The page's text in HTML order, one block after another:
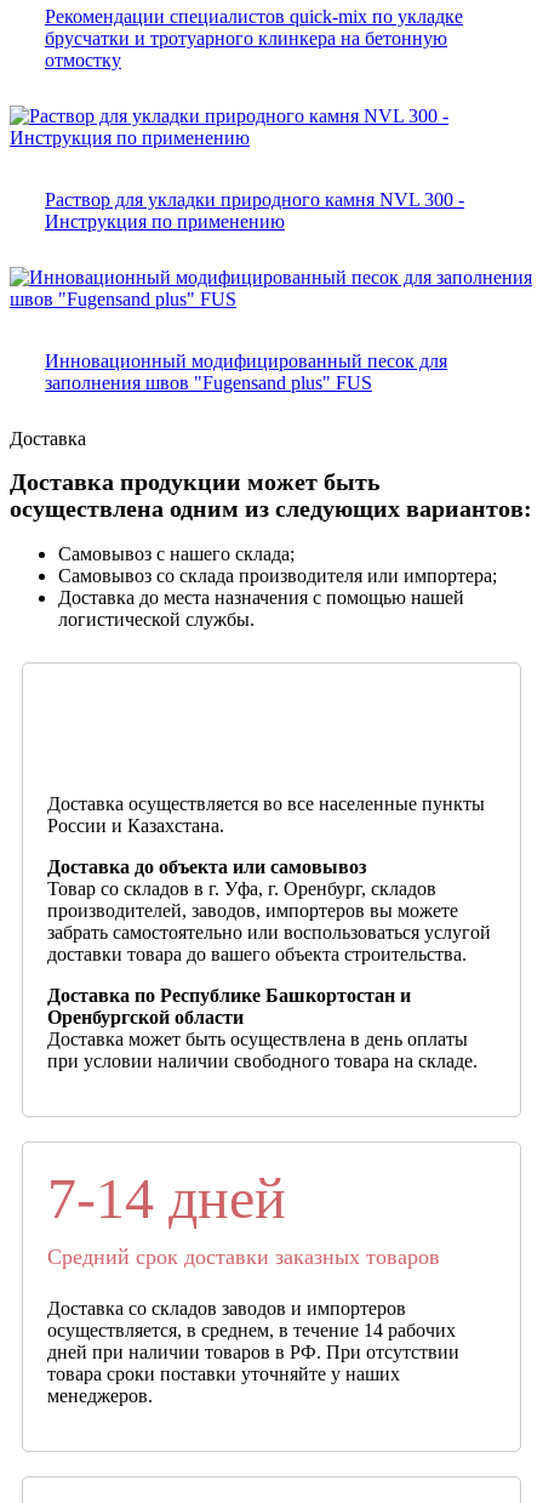
Рекомендации специалистов quick-mix по укладке
брусчатки и тротуарного клинкера на бетонную
отмостку
Раствор для укладки природного камня NVL 300 -
Инструкция по применению
Инновационный модифицированный песок для
заполнения швов "Fugensand plus" FUS
Доставка
Доставка продукции может быть
осуществлена одним из следующих вариантов:
Самовывоз с нашего склада;
Самовывоз со склада производителя или импортера;
Доставка до места назначения с помощью нашей
логистической службы.
Доставка осуществляется во все населенные пункты
России и Казахстана.
Доставка до объекта или самовывоз
Товар со складов в г. Уфа, г. Оренбург, складов
производителей, заводов, импортеров вы можете
забрать самостоятельно или воспользоваться услугой
доставки товара до вашего объекта строительства.
Доставка по Республике Башкортостан и
Оренбургской области
Доставка может быть осуществлена в день оплаты
при условии наличии свободного товара на складе.
7-14 дней
Средний срок доставки заказных товаров
Доставка со складов заводов и импортеров
осуществляется, в среднем, в течение 14 рабочих
дней при наличии товаров в РФ. При отсутствии
товара сроки поставки уточняйте у наших
менеджеров.